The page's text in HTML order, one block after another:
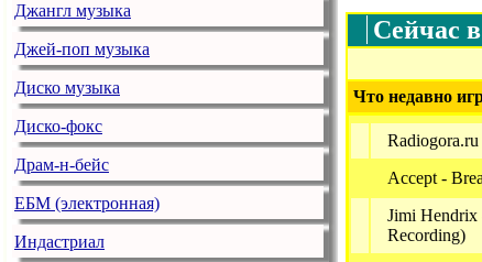
Джангл музыка
Джей-поп музыка
Диско музыка
Диско-фокс
Драм-н-бейс
ЕБМ (электронная)
Индастриал
Сейчас
Что недавно
Accept -
Jimi Hendrix
Recording)